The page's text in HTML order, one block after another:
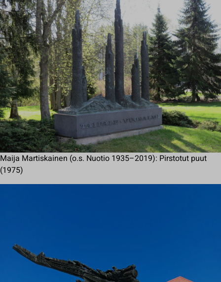
Maija Martiskainen (o.s. Nuotio 1935–2019): Pirstotut puut
(1975)